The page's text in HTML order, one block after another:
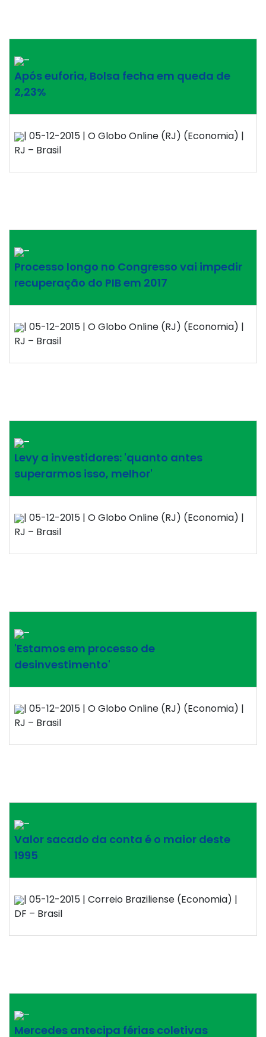
–
Após euforia, Bolsa fecha em queda de
2,23%
| 05-12-2015 | O Globo Online (RJ) (Economia) |
RJ – Brasil
–
Processo longo no Congresso vai impedir
recuperação do PIB em 2017
| 05-12-2015 | O Globo Online (RJ) (Economia) |
RJ – Brasil
–
Levy a investidores: 'quanto antes
superarmos isso, melhor'
| 05-12-2015 | O Globo Online (RJ) (Economia) |
RJ – Brasil
–
'Estamos em processo de
desinvestimento'
| 05-12-2015 | O Globo Online (RJ) (Economia) |
RJ – Brasil
–
Valor sacado da conta é o maior deste
1995
| 05-12-2015 | Correio Braziliense (Economia) |
DF – Brasil
–
Mercedes antecipa férias coletivas